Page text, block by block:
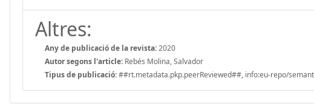
Altres:
Any de publicació de la revista:2020
Autor segons l'article: Rebés Molina, Salvador
Tipus de publicació:##rt.metadata.pkp.peerReviewed##, info:eu-repo/